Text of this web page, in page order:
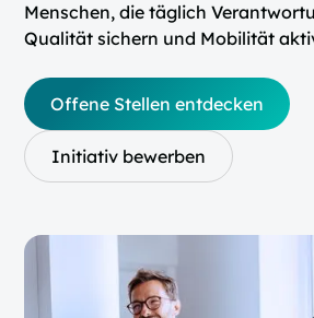
Menschen, die täglich
Qualität sichern und Mobilität
Offene Stellen entdecken
Initiativ bewerben